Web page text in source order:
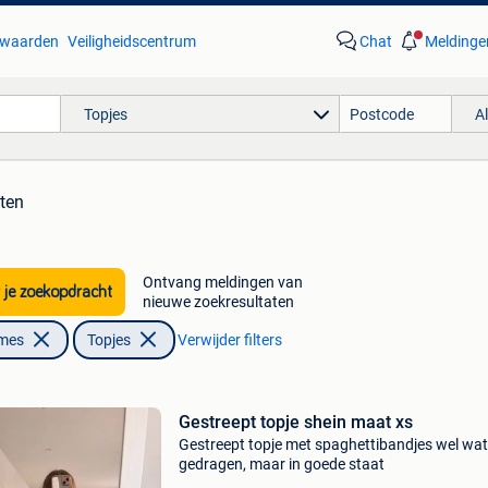
Veiligheidscentrum Chat
Topjes
je zoekopdracht
Ontvang meldingen van
nieuwe zoekresultaten
Topjes Verwijder filters
Gestreept topje shein maat xs
Gestreept topje met spaghettibandjes wel wat
gedragen, maar in goede staat